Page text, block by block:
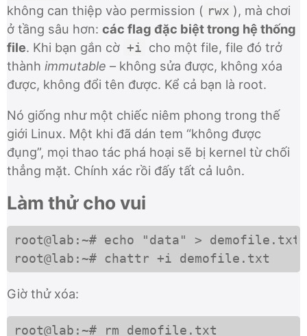
không can thiệp vào permission ( rwx ), mà chơi
ở tầng sâu hơn: các flag đặc biệt trong hệ thống
file. Khi bạn gắn cờ +i cho một file, file đó trở
thành immutable – không sửa được, không xóa
được, không đổi tên được. Kể cả bạn là root.
Nó giống như một chiếc niêm phong trong thế
giới Linux. Một khi đã dán tem “không được
đụng”, mọi thao tác phá hoại sẽ bị kernel từ chối
thẳng mặt. Chính xác rồi đấy tất cả luôn.
Làm thử cho vui
root@lab:~# echo "data" > demofile.txt
root@lab:~# chattr +i demofile.txt
Giờ thử xóa:
root@lab:~# rm demofile.txt